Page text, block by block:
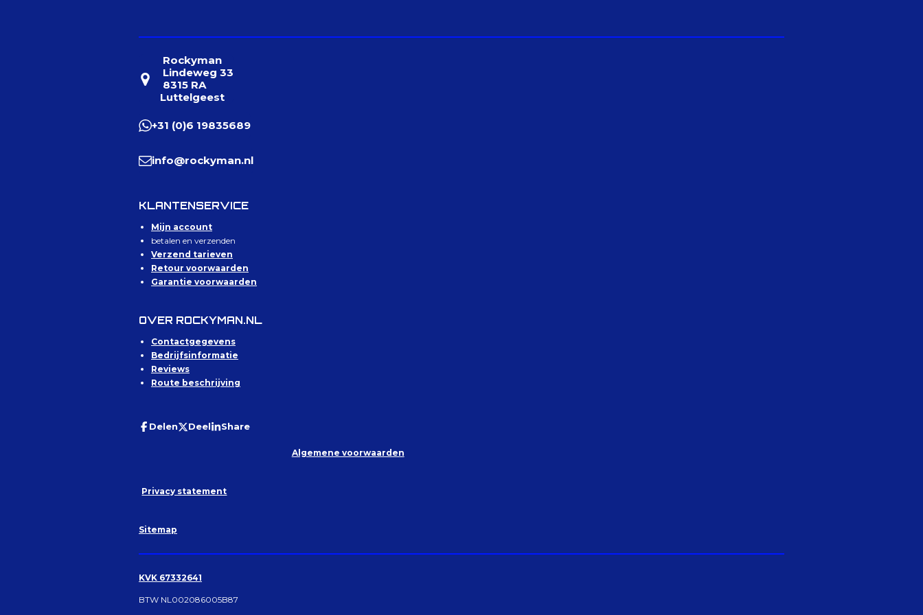
Rockyman
Lindeweg 33
8315 RA
Luttelgeest
+31 (0)6 19835689
info@rockyman.nl
KLANTENSERVICE
Mijn account
betalen en verzenden
Verzend tarieven
Retour voorwaarden
Garantie voorwaarden
OVER ROCKYMAN.NL
Contactgegevens
Bedrijfsinformatie
Reviews
Route beschrijving
Delen Deel Share
Algemene voorwaarden
Privacy statement
Sitemap
KVK 67332641
BTW NL002086005B87